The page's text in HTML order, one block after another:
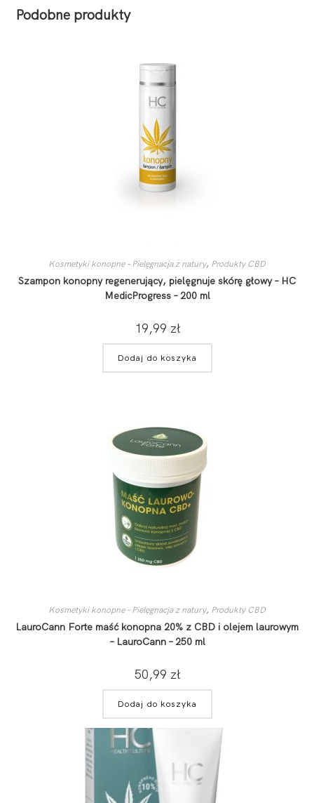
Podobne produkty
Kosmetyki konopne – Pielęgnacja z natury, Produkty CBD
Szampon konopny regenerujący, pielęgnuje skórę głowy – HC
MedicProgress – 200 ml
19,99 zł
Dodaj do koszyka
Kosmetyki konopne – Pielęgnacja z natury, Produkty CBD
LauroCann Forte maść konopna 20% z CBD i olejem laurowym
– LauroCann – 250 ml
50,99 zł
Dodaj do koszyka